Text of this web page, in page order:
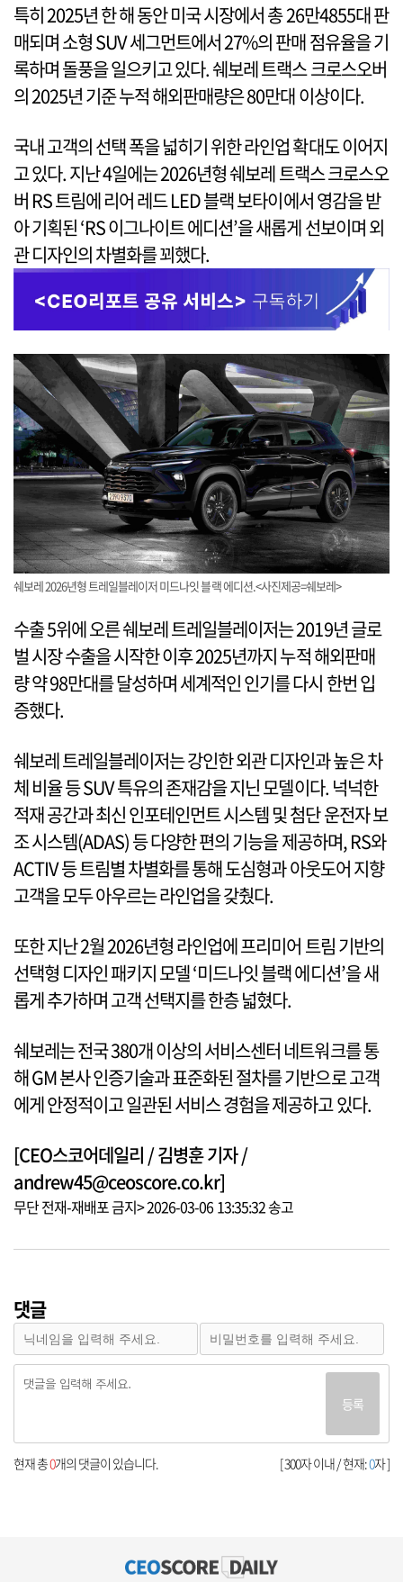
특히 2025년 한 해 동안 미국 시장에서 총 26만4855대 판
매되며 소형 SUV 세그먼트에서 27%의 판매 점유율을 기
록하며 돌풍을 일으키고 있다. 쉐보레 트랙스 크로스오버
의 2025년 기준 누적 해외판매량은 80만대 이상이다.
국내 고객의 선택 폭을 넓히기 위한 라인업 확대도 이어지
고 있다. 지난 4일에는 2026년형 쉐보레 트랙스 크로스오
버 RS 트림에 리어 레드 LED 블랙 보타이에서 영감을 받
아 기획된 ‘RS 이그나이트 에디션’을 새롭게 선보이며 외
관 디자인의 차별화를 꾀했다.
쉐보레 2026년형 트레일블레이저 미드나잇 블랙 에디션.<사진제공=쉐보레>
수출 5위에 오른 쉐보레 트레일블레이저는 2019년 글로
벌 시장 수출을 시작한 이후 2025년까지 누적 해외판매
량 약 98만대를 달성하며 세계적인 인기를 다시 한번 입
증했다.
쉐보레 트레일블레이저는 강인한 외관 디자인과 높은 차
체 비율 등 SUV 특유의 존재감을 지닌 모델이다. 넉넉한
적재 공간과 최신 인포테인먼트 시스템 및 첨단 운전자 보
조 시스템(ADAS) 등 다양한 편의 기능을 제공하며, RS와
ACTIV 등 트림별 차별화를 통해 도심형과 아웃도어 지향
고객을 모두 아우르는 라인업을 갖췄다.
또한 지난 2월 2026년형 라인업에 프리미어 트림 기반의
선택형 디자인 패키지 모델 ‘미드나잇 블랙 에디션’을 새
롭게 추가하며 고객 선택지를 한층 넓혔다.
쉐보레는 전국 380개 이상의 서비스센터 네트워크를 통
해 GM 본사 인증기술과 표준화된 절차를 기반으로 고객
에게 안정적이고 일관된 서비스 경험을 제공하고 있다.
[CEO스코어데일리 / 김병훈 기자 /
andrew45@ceoscore.co.kr]
무단 전재-재배포 금지> 2026-03-06 13:35:32 송고
댓글
등록
[ 300자 이내 / 현재:0자 ]
현재 총0개의 댓글이 있습니다.